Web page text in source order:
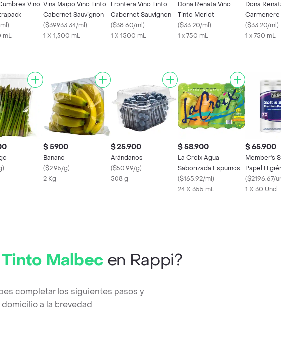
Vino
)
mL
Viña Maipo Vino Tinto
Cabernet Sauvignon
($39933.34/ml)
1 X 1,500 mL
Frontera Vino Tinto
Cabernet Sauvignon
($38.60/ml)
1 X 1500 mL
Doña Renata Vino
Tinto Merlot
($33.20/ml)
1 x 750 mL
Doña Renata
Carmenere
($33.20/ml)
1 x 750 mL
)
$ 5900
Banano
($2.95/g)
2 Kg
$ 25.900
Arándanos
($50.99/g)
508 g
$ 58.900
La Croix Agua
Saborizada Espumosa
con Gas Sabores
Surtidos
($165.92/ml)
24 X 355 mL
$ 65.900
Member's
Papel Higiénico
Hoja Soft &
($2196.67/und
1 X 30 Und
Malbec en Rappi?
completar los siguientes pasos y
a la brevedad